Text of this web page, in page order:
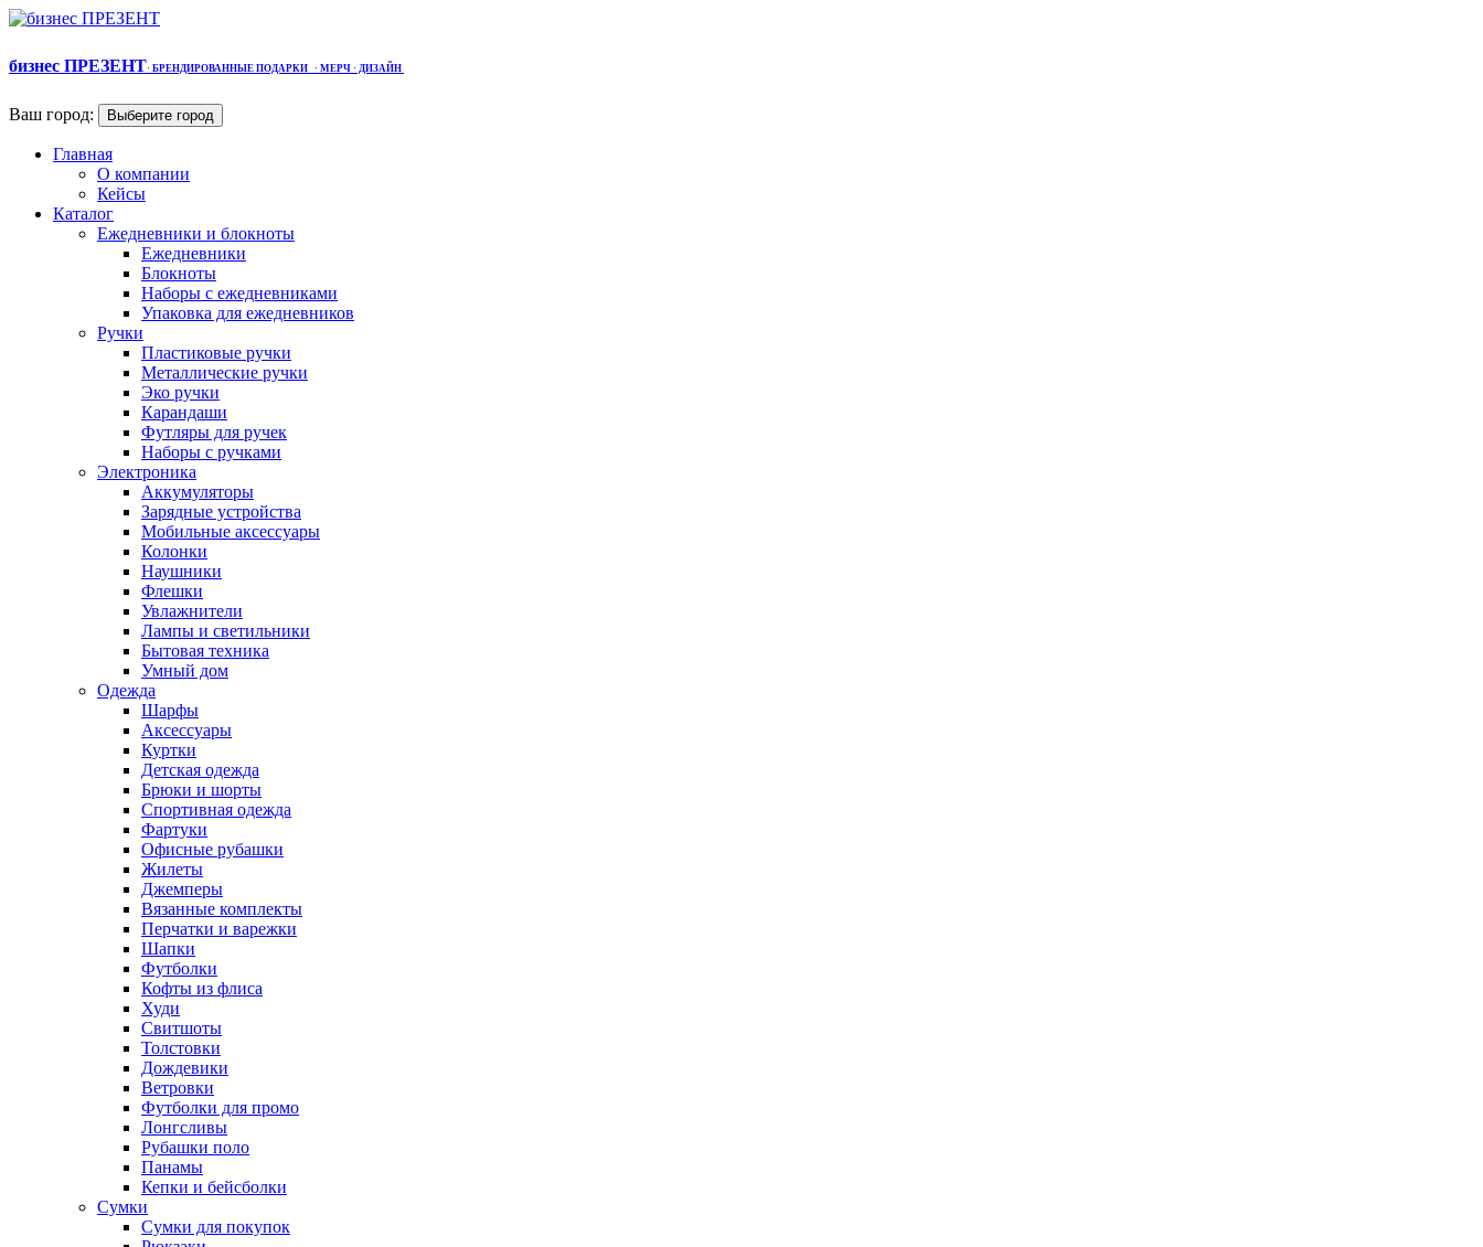
бизнес ПРЕЗЕНТ· БРЕНДИРОВАННЫЕ ПОДАРКИ · МЕРЧ · ДИЗАЙН
Ваш город: Выберите город
Главная
О компании
Кейсы
Каталог
Ежедневники и блокноты
Ежедневники
Блокноты
Наборы с ежедневниками
Упаковка для ежедневников
Ручки
Пластиковые ручки
Металлические ручки
Эко ручки
Карандаши
Футляры для ручек
Наборы с ручками
Электроника
Аккумуляторы
Зарядные устройства
Мобильные аксессуары
Колонки
Наушники
Флешки
Увлажнители
Лампы и светильники
Бытовая техника
Умный дом
Одежда
Шарфы
Аксессуары
Куртки
Детская одежда
Брюки и шорты
Спортивная одежда
Фартуки
Офисные рубашки
Жилеты
Джемперы
Вязанные комплекты
Перчатки и варежки
Шапки
Футболки
Кофты из флиса
Худи
Свитшоты
Толстовки
Дождевики
Ветровки
Футболки для промо
Лонгсливы
Рубашки поло
Панамы
Кепки и бейсболки
Сумки
Сумки для покупок